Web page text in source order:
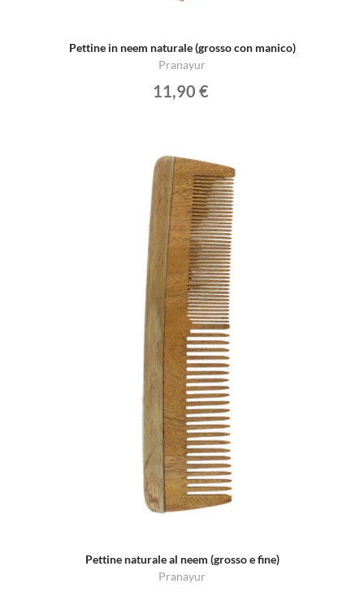
Pettine in neem naturale (grosso con manico)
Pranayur
11,90 €
Pettine naturale al neem (grosso e fine)
Pranayur